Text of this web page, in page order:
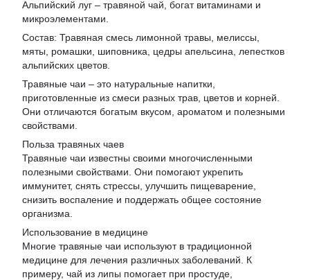
Альпийский луг – травяной чай, богат витаминами и
микроэлементами.
Состав: Травяная смесь лимонной травы, мелиссы,
мяты, ромашки, шиповника, цедры апельсина, лепестков
альпийских цветов.
Травяные чаи – это натуральные напитки,
приготовленные из смеси разных трав, цветов и корней.
Они отличаются богатым вкусом, ароматом и полезными
свойствами.
Польза травяных чаев
Травяные чаи известны своими многочисленными
полезными свойствами. Они помогают укрепить
иммунитет, снять стрессы, улучшить пищеварение,
снизить воспаление и поддержать общее состояние
организма.
Использование в медицине
Многие травяные чаи используют в традиционной
медицине для лечения различных заболеваний. К
примеру, чай из липы помогает при простуде,